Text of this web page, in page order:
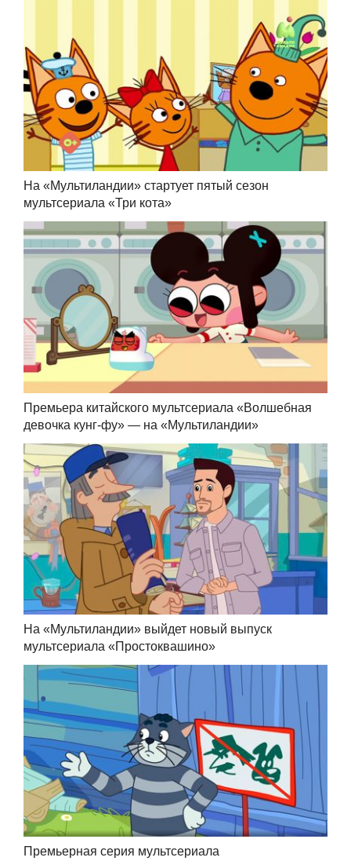
На «Мультиландии» стартует пятый сезон
мультсериала «Три кота»
Премьера китайского мультсериала «Волшебная
девочка кунг-фу» — на «Мультиландии»
На «Мультиландии» выйдет новый выпуск
мультсериала «Простоквашино»
Премьерная серия мультсериала